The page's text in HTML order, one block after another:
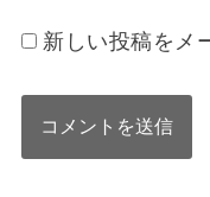
新しい投稿をメ